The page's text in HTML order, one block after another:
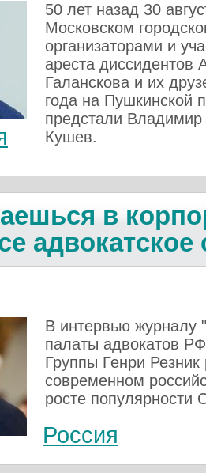
50 лет назад 30
Московском
организаторами и
ареста диссидентов
Галанскова и их
года на Пушкинской
предстали
Кушев.
в
адвокатское
В интервью журналу
палаты адвокатов
Группы Генри
современном
росте популярности
Россия